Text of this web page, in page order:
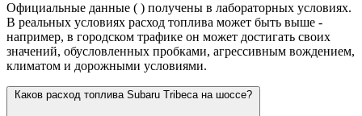
Официальные данные ( ) получены в лабораторных условиях.
В реальных условиях расход топлива может быть выше -
например, в городском трафике он может достигать своих
значений, обусловленных пробками, агрессивным вождением,
климатом и дорожными условиями.
Каков расход топлива Subaru Tribeca на шоссе?